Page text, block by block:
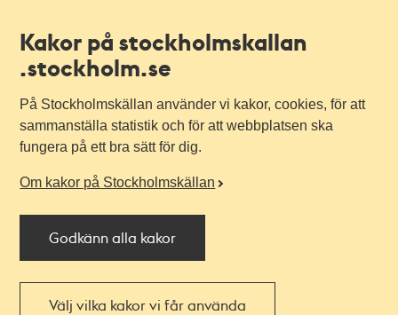
Kakor på stockholmskallan
.stockholm.se
På Stockholmskällan använder vi kakor, cookies, för att
sammanställa statistik och för att webbplatsen ska
fungera på ett bra sätt för dig.
Om kakor på Stockholmskällan
Godkänn alla kakor
Välj vilka kakor vi får använda